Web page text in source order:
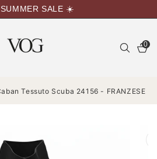
SALE ☀️
0
Tessuto Scuba 24156 - FRANZESE